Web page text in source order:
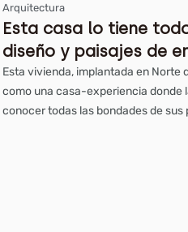
Arquitectura
Esta casa lo tiene
diseño y paisajes de
Esta vivienda, implantada en Norte
como una casa-experiencia donde
conocer todas las bondades de sus